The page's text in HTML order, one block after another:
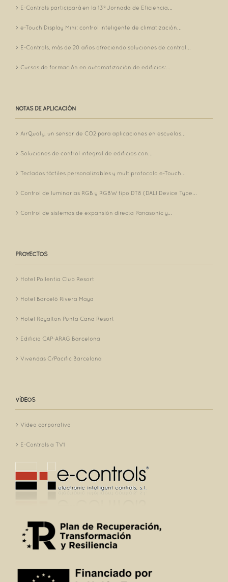
E-Controls participará en la 13ª Jornada de Eficiencia...
e-Touch Display Mini: control inteligente de climatización...
E-Controls, más de 20 años ofreciendo soluciones de control...
Cursos de formación en automatización de edificios:...
NOTAS DE APLICACIÓN
AirQualy, un sensor de CO2 para aplicaciones en escuelas...
Soluciones de control integral de edificios con...
Teclados táctiles personalizables y multiprotocolo e-Touch...
Control de luminarias RGB y RGBW tipo DT8 (DALI Device Type...
Control de sistemas de expansión directa Panasonic y...
PROYECTOS
Hotel Pollentia Club Resort
Hotel Barceló Rivera Maya
Hotel Royalton Punta Cana Resort
Edificio CAP-ARAG Barcelona
Vivendas C/Pacific Barcelona
VÍDEOS
Vídeo corporativo
E-Controls a TV1